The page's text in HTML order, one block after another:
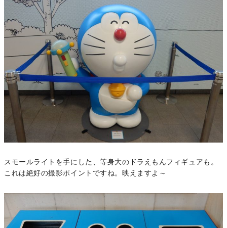
スモールライトを手にした、等身大のドラえもんフィギュアも。
これは絶好の撮影ポイントですね。映えますよ～